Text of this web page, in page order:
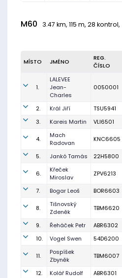
M60 3.47 km, 115 m, 28 kontrol,
MÍSTO JMÉNO
REG.
ČÍSLO
1.
LALEVEE
Jean-
Charles
0050001
2. Král Jiří TSU5941
3.
Kareis Martin VLI6501
4.
Mach
Radovan
KNC6605
5. Jankó Tamás 22H5800
6.
Křeček
Miroslav
ZPV6213
7. Bogar Leoš BOR6603
8.
Tišnovský
Zdeněk
TBM6620
9. Řeháček Petr ABR6302
10.
Vogel Swen 54D6200
11.
Pospíšek
Zbyněk
TBM6007
12. Kolář Rudolf ABR6301